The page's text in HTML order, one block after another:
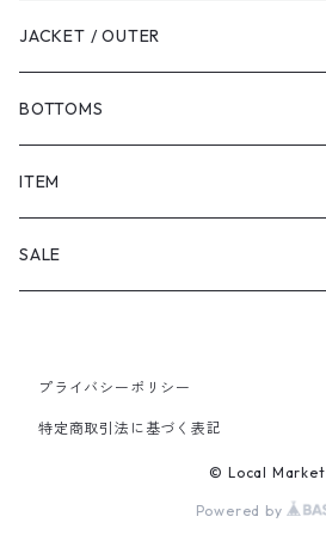
JACKET / OUTER
BOTTOMS
SHORTS
PANTS
ITEM
SALE
PANTS
プライバシーポリシー
特定商取引法に基づく表記
© Local Market
Powered by